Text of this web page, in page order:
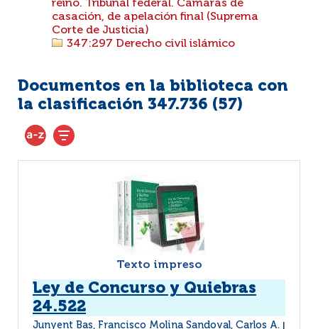
reino. Tribunal federal. Cámaras de
casación, de apelación final (Suprema
Corte de Justicia)
347:297 Derecho civil islámico
Documentos en la biblioteca con
la clasificación 347.736 (57)
Texto impreso
Ley de Concurso y Quiebras
24.522
Junyent Bas, Francisco Molina Sandoval, Carlos A.